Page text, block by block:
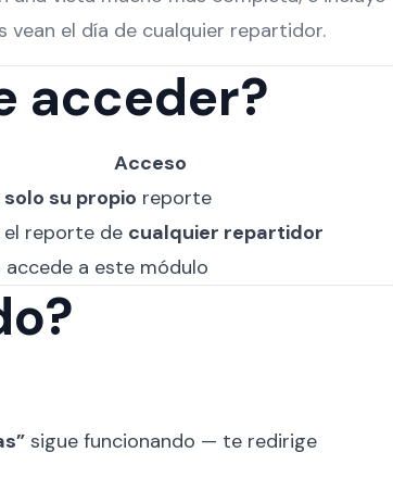
vean el día de cualquier repartidor.
acceder?
Acceso
solo su propio reporte
el reporte de cualquier repartidor
accede a este módulo
sigue funcionando — te redirige